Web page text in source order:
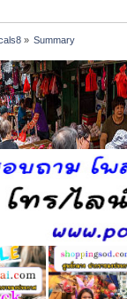
» Summary